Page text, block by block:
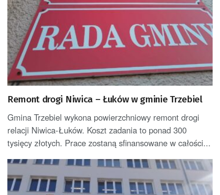
Remont drogi Niwica – Łuków w gminie Trzebiel
Gmina Trzebiel wykona powierzchniowy remont drogi
relacji Niwica-Łuków. Koszt zadania to ponad 300
tysięcy złotych. Prace zostaną sfinansowane w całości...